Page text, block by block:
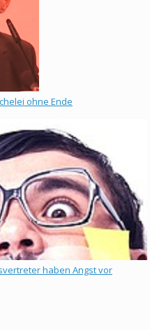
ohne Ende
haben Angst vor